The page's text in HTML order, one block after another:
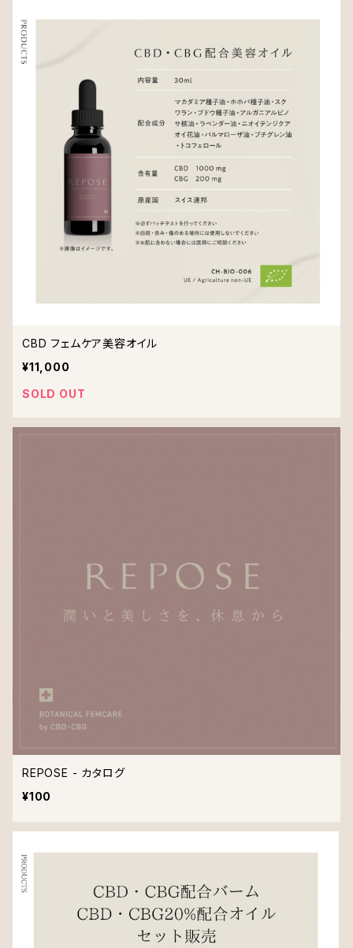
CBD フェムケア美容オイル
¥11,000
SOLD OUT
REPOSE - カタログ
¥100